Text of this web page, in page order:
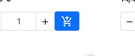
 
Adicionar ao
